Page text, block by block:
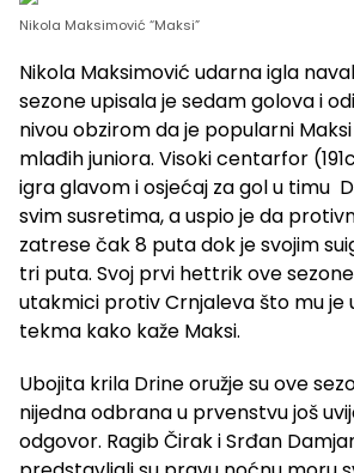
Nikola Maksimović “Maksi”
Nikola Maksimović udarna igla
sezone upisala je sedam golova i
nivou obzirom da je popularni
mlađih juniora. Visoki centarfor
igra glavom i osjećaj za gol u timu
svim susretima, a uspio je da
zatrese čak 8 puta dok je svojim
tri puta. Svoj prvi hettrik ove
utakmici protiv Crnjaleva što mu je
tekma kako kaže Maksi.
Ubojita krila Drine oružje su ove
nijedna odbrana u prvenstvu još
odgovor. Ragib Čirak i Srđan